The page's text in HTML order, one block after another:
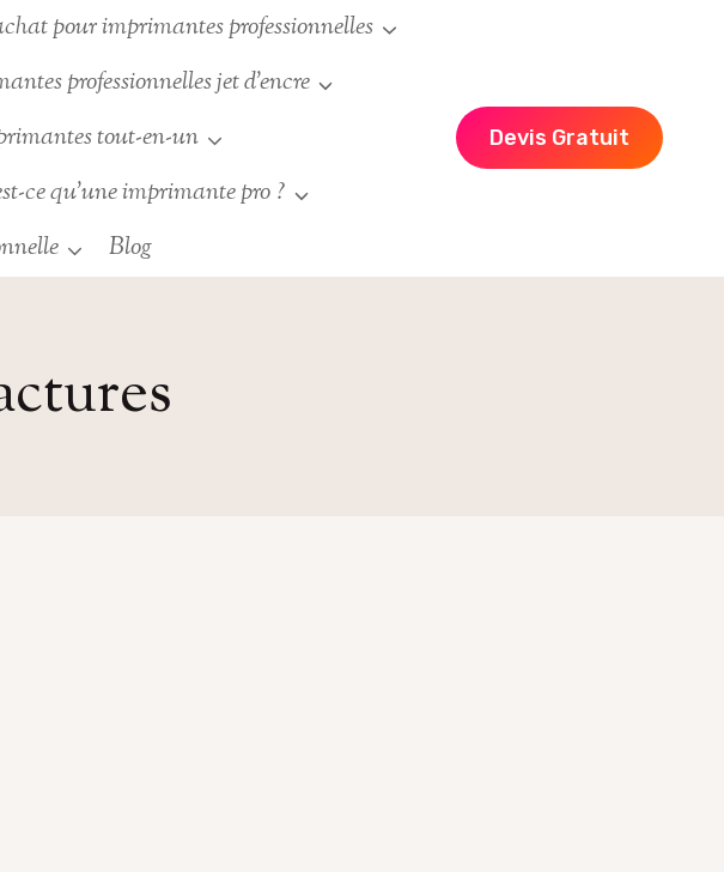
pour imprimantes professionnelles
professionnelles jet d’encre
tout-en-un
ce qu’une imprimante pro ?
Blog
Devis Gratuit